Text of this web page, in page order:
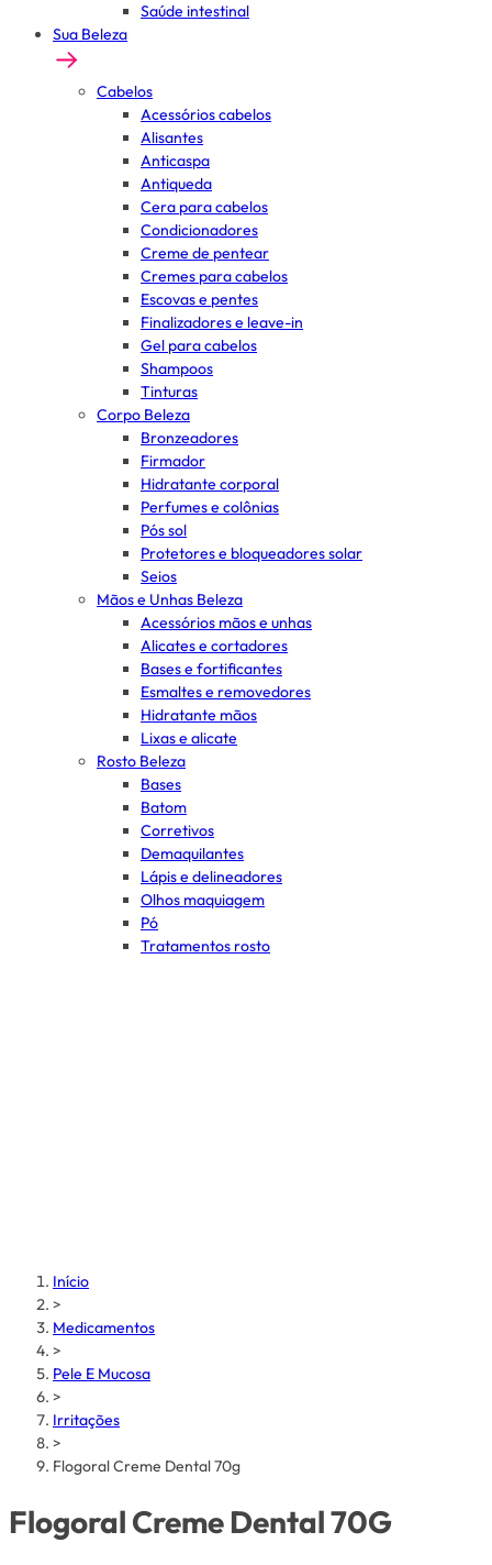
Saúde intestinal
Sua Beleza
Cabelos
Acessórios cabelos
Alisantes
Anticaspa
Antiqueda
Cera para cabelos
Condicionadores
Creme de pentear
Cremes para cabelos
Escovas e pentes
Finalizadores e leave-in
Gel para cabelos
Shampoos
Tinturas
Corpo Beleza
Bronzeadores
Firmador
Hidratante corporal
Perfumes e colônias
Pós sol
Protetores e bloqueadores solar
Seios
Mãos e Unhas Beleza
Acessórios mãos e unhas
Alicates e cortadores
Bases e fortificantes
Esmaltes e removedores
Hidratante mãos
Lixas e alicate
Rosto Beleza
Bases
Batom
Corretivos
Demaquilantes
Lápis e delineadores
Olhos maquiagem
Pó
Tratamentos rosto
Início
>
Medicamentos
>
Pele E Mucosa
>
Irritações
>
Flogoral Creme Dental 70g
Flogoral Creme Dental 70G